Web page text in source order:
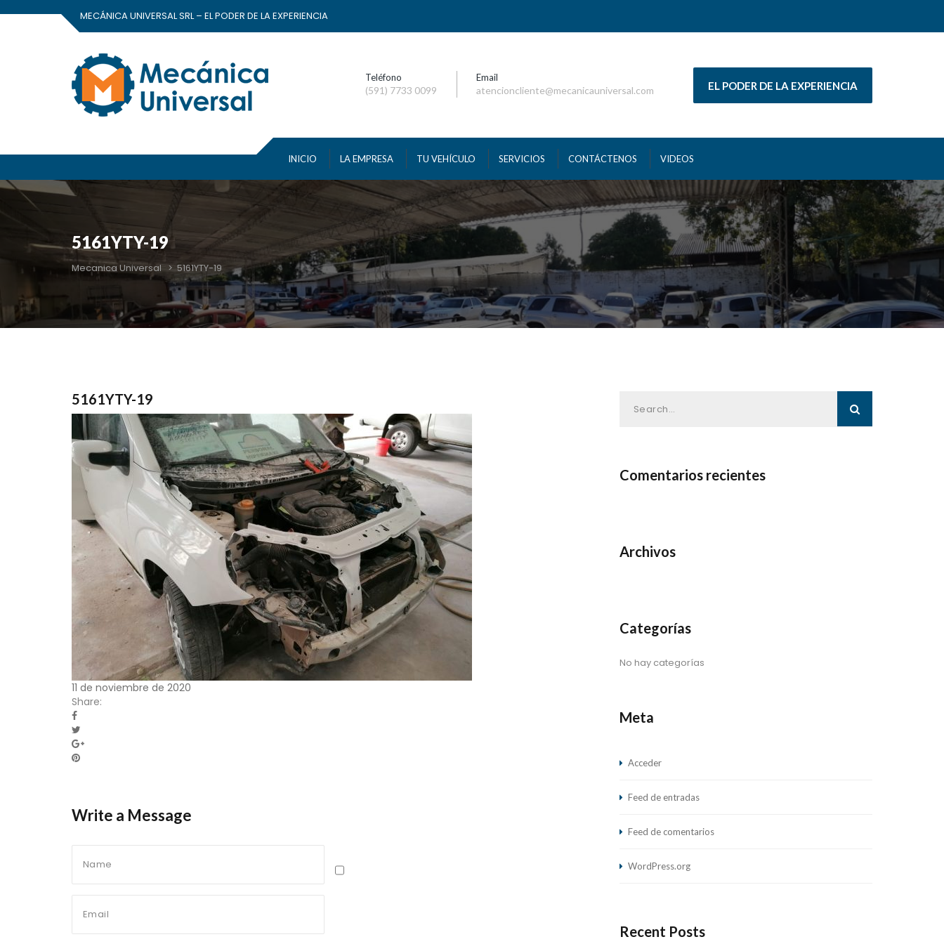
MECÁNICA UNIVERSAL SRL – EL PODER DE LA EXPERIENCIA
Teléfono
(591) 7733 0099
Email
atencioncliente@mecanicauniversal.com EL PODER DE LA EXPERIENCIA
INICIO LA EMPRESA TU VEHÍCULO SERVICIOS CONTÁCTENOS VIDEOS
5161YTY-19
Mecanica Universal > 5161YTY-19
5161YTY-19
11 de noviembre de 2020
Share:
Write a Message
Comentarios recientes
Archivos
Categorías
No hay categorías
Meta
Acceder
Feed de entradas
Feed de comentarios
WordPress.org
Recent Posts